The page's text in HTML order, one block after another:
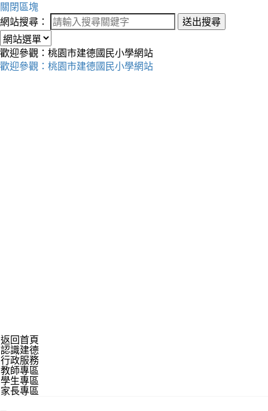
關閉區塊
網站搜尋：
送出搜尋
歡迎參觀：桃園市建德國民小學網站
歡迎參觀：桃園市建德國民小學網站
返回首頁
認識建德
行政服務
教師專區
學生專區
家長專區